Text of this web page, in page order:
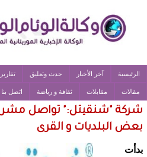
الرئيسية آخر الأخبار حدث وتعليق تقارير
مقالات مقابلات ثقافة و رياضة اتصل بنا
شركة "شنقيتل:" تواصل
بعض البلديات و القرى
بدأت